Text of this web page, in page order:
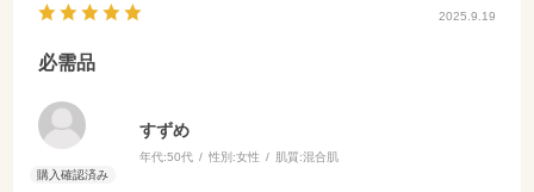
2025.9.19
必需品
すずめ
年代:50代 性別:女性 肌質:混合肌